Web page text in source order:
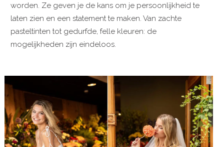
worden. Ze geven je de kans om je persoonlijkheid te
laten zien en een statement te maken. Van zachte
pasteltinten tot gedurfde, felle kleuren: de
mogelijkheden zijn eindeloos.